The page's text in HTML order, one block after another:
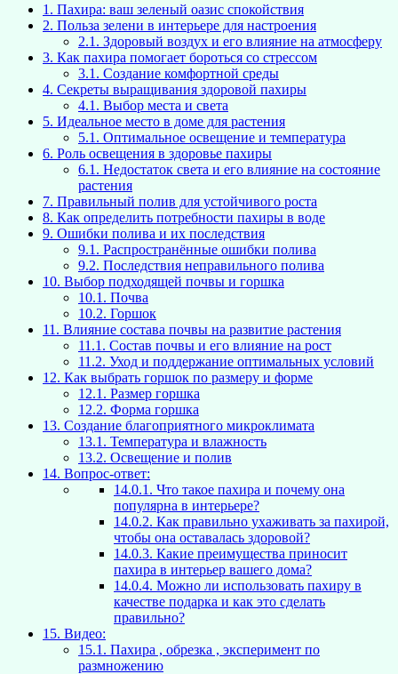
1. Пахира: ваш зеленый оазис спокойствия
2. Польза зелени в интерьере для настроения
2.1. Здоровый воздух и его влияние на атмосферу
3. Как пахира помогает бороться со стрессом
3.1. Создание комфортной среды
4. Секреты выращивания здоровой пахиры
4.1. Выбор места и света
5. Идеальное место в доме для растения
5.1. Оптимальное освещение и температура
6. Роль освещения в здоровье пахиры
6.1. Недостаток света и его влияние на состояние
растения
7. Правильный полив для устойчивого роста
8. Как определить потребности пахиры в воде
9. Ошибки полива и их последствия
9.1. Распространённые ошибки полива
9.2. Последствия неправильного полива
10. Выбор подходящей почвы и горшка
10.1. Почва
10.2. Горшок
11. Влияние состава почвы на развитие растения
11.1. Состав почвы и его влияние на рост
11.2. Уход и поддержание оптимальных условий
12. Как выбрать горшок по размеру и форме
12.1. Размер горшка
12.2. Форма горшка
13. Создание благоприятного микроклимата
13.1. Температура и влажность
13.2. Освещение и полив
14. Вопрос-ответ:
14.0.1. Что такое пахира и почему она
популярна в интерьере?
14.0.2. Как правильно ухаживать за пахирой,
чтобы она оставалась здоровой?
14.0.3. Какие преимущества приносит
пахира в интерьер вашего дома?
14.0.4. Можно ли использовать пахиру в
качестве подарка и как это сделать
правильно?
15. Видео:
15.1. Пахира , обрезка , эксперимент по
размножению